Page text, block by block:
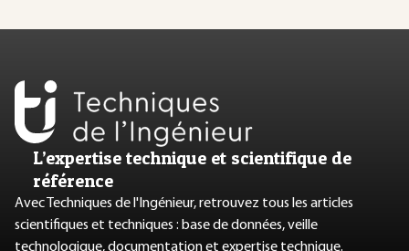
L’expertise technique et scientifique de
référence
Avec Techniques de l'Ingénieur, retrouvez tous les articles
scientifiques et techniques : base de données, veille
technologique, documentation et expertise technique.